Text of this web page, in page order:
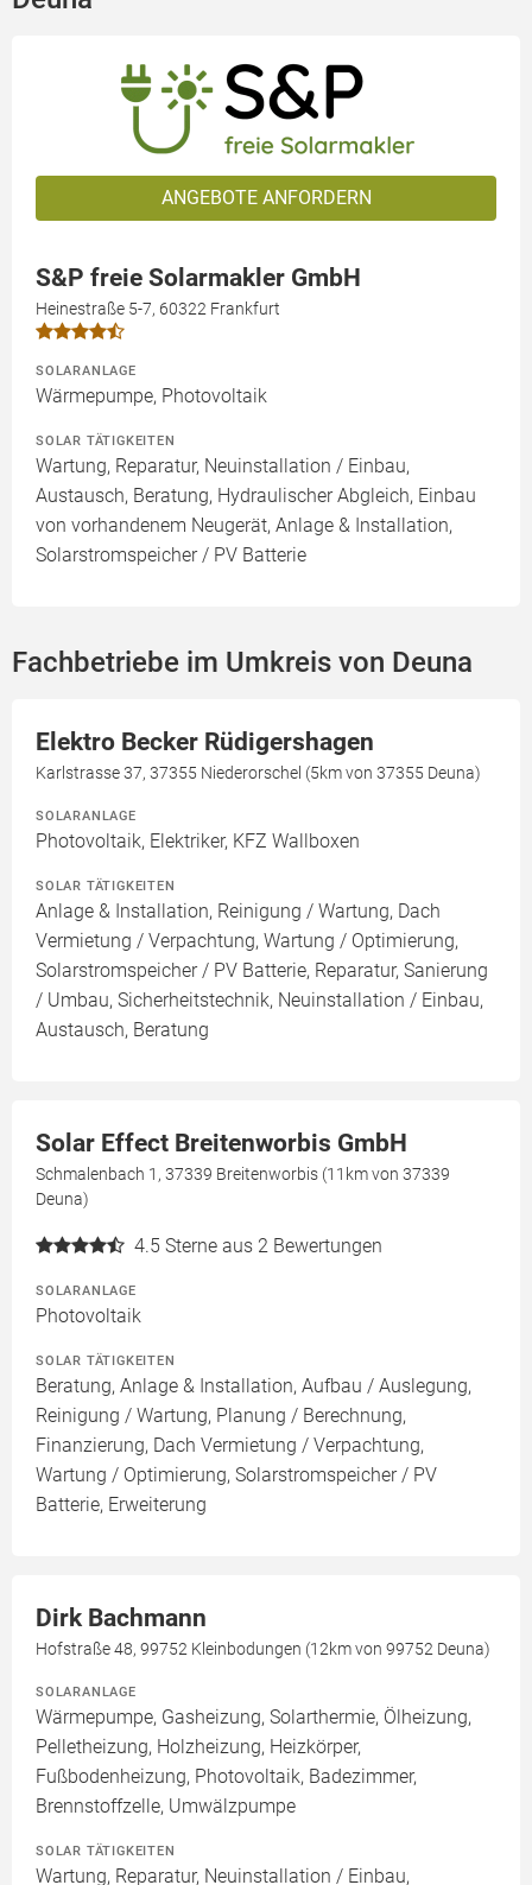
ANGEBOTE ANFORDERN
S&P freie Solarmakler GmbH
Heinestraße 5-7, 60322 Frankfurt
SOLARANLAGE
Wärmepumpe, Photovoltaik
SOLAR TÄTIGKEITEN
Wartung, Reparatur, Neuinstallation / Einbau,
Austausch, Beratung, Hydraulischer Abgleich, Einbau
von vorhandenem Neugerät, Anlage & Installation,
Solarstromspeicher / PV Batterie
Fachbetriebe im Umkreis von Deuna
Elektro Becker Rüdigershagen
Karlstrasse 37, 37355 Niederorschel (5km von 37355 Deuna)
SOLARANLAGE
Photovoltaik, Elektriker, KFZ Wallboxen
SOLAR TÄTIGKEITEN
Anlage & Installation, Reinigung / Wartung, Dach
Vermietung / Verpachtung, Wartung / Optimierung,
Solarstromspeicher / PV Batterie, Reparatur, Sanierung
/ Umbau, Sicherheitstechnik, Neuinstallation / Einbau,
Austausch, Beratung
Solar Effect Breitenworbis GmbH
Schmalenbach 1, 37339 Breitenworbis (11km von 37339
Deuna)
4.5 Sterne aus 2 Bewertungen
SOLARANLAGE
Photovoltaik
SOLAR TÄTIGKEITEN
Beratung, Anlage & Installation, Aufbau / Auslegung,
Reinigung / Wartung, Planung / Berechnung,
Finanzierung, Dach Vermietung / Verpachtung,
Wartung / Optimierung, Solarstromspeicher / PV
Batterie, Erweiterung
Dirk Bachmann
Hofstraße 48, 99752 Kleinbodungen (12km von 99752 Deuna)
SOLARANLAGE
Wärmepumpe, Gasheizung, Solarthermie, Ölheizung,
Pelletheizung, Holzheizung, Heizkörper,
Fußbodenheizung, Photovoltaik, Badezimmer,
Brennstoffzelle, Umwälzpumpe
SOLAR TÄTIGKEITEN
Wartung, Reparatur, Neuinstallation / Einbau,